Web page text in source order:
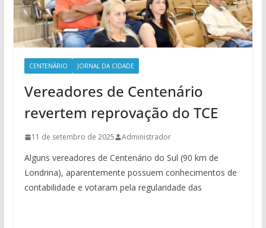
CENTENÁRIO JORNAL DA CIDADE
Vereadores de Centenário
revertem reprovação do TCE
11 de setembro de 2025 Administrador
Alguns vereadores de Centenário do Sul (90 km de
Londrina), aparentemente possuem conhecimentos de
contabilidade e votaram pela regularidade das